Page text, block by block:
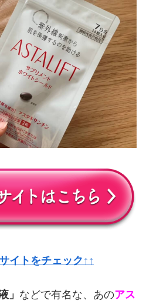
イトをチェック↑↑
」 などで有名な、あのアス